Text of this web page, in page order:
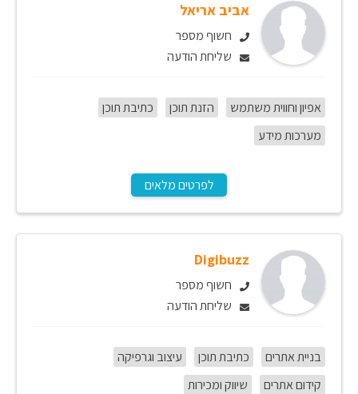
אביב אריאל
חשוף מספר
שליחת הודעה
אפיון וחווית משתמש הזנת תוכן
כתיבת תוכן
מערכות מידע
לפרטים מלאים
Digibuzz
חשוף מספר
שליחת הודעה
בניית אתרים כתיבת תוכן
עיצוב וגרפיקה
קידום אתרים
שיווק ומכירות